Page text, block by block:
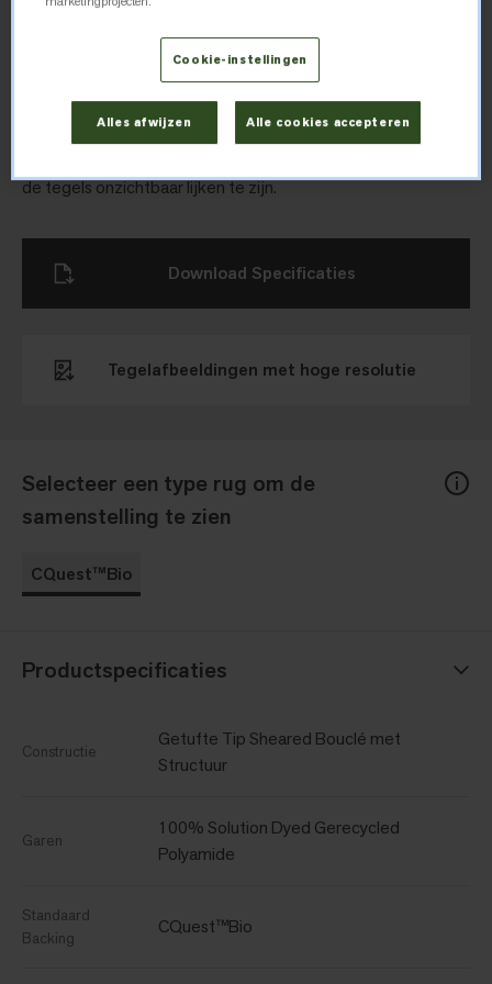
De tapijttegels HN810, HN850 en HN840, zijn gebaseerd op
natuurlijke elementen. Deze tegels gaan naadloos in elkaar
de tegels onzichtbaar lijken te zijn.
Selecteer een type rug om de
samenstelling te zien
CQuest™Bio
Productspecificaties
Constructie
Getufte Tip Sheared Bouclé met
Structuur
Garen
100% Solution Dyed Gerecycled
Polyamide
Standaard
Backing
CQuest™Bio
Tegelafbeeldingen met hoge resolutie
Download Specificaties
Cookie-instellingen
Alles afwijzen Alle cookies accepteren